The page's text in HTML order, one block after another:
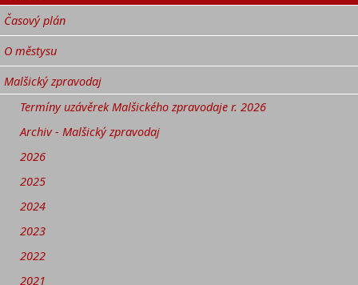
Časový plán
O městysu
Malšický zpravodaj
Termíny uzávěrek Malšického zpravodaje r. 2026
Archiv - Malšický zpravodaj
2026
2025
2024
2023
2022
2021